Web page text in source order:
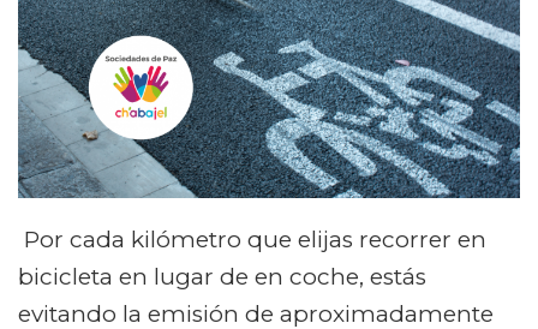
Por cada kilómetro que elijas recorrer en
bicicleta en lugar de en coche, estás
evitando la emisión de aproximadamente